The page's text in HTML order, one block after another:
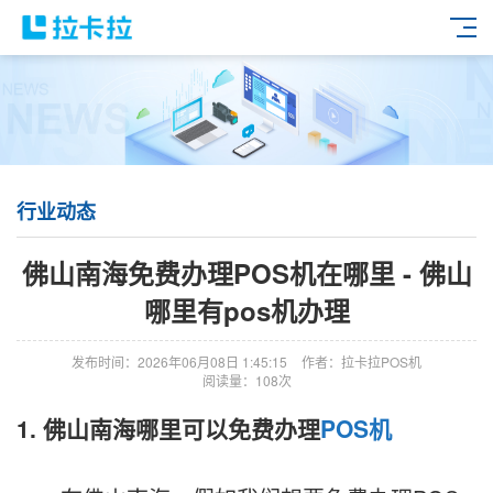
行业动态
佛山南海免费办理POS机在哪里 - 佛山
哪里有pos机办理
发布时间：2026年06月08日 1:45:15
作者：拉卡拉POS机
阅读量：108次
1. 佛山南海哪里可以免费办理POS机